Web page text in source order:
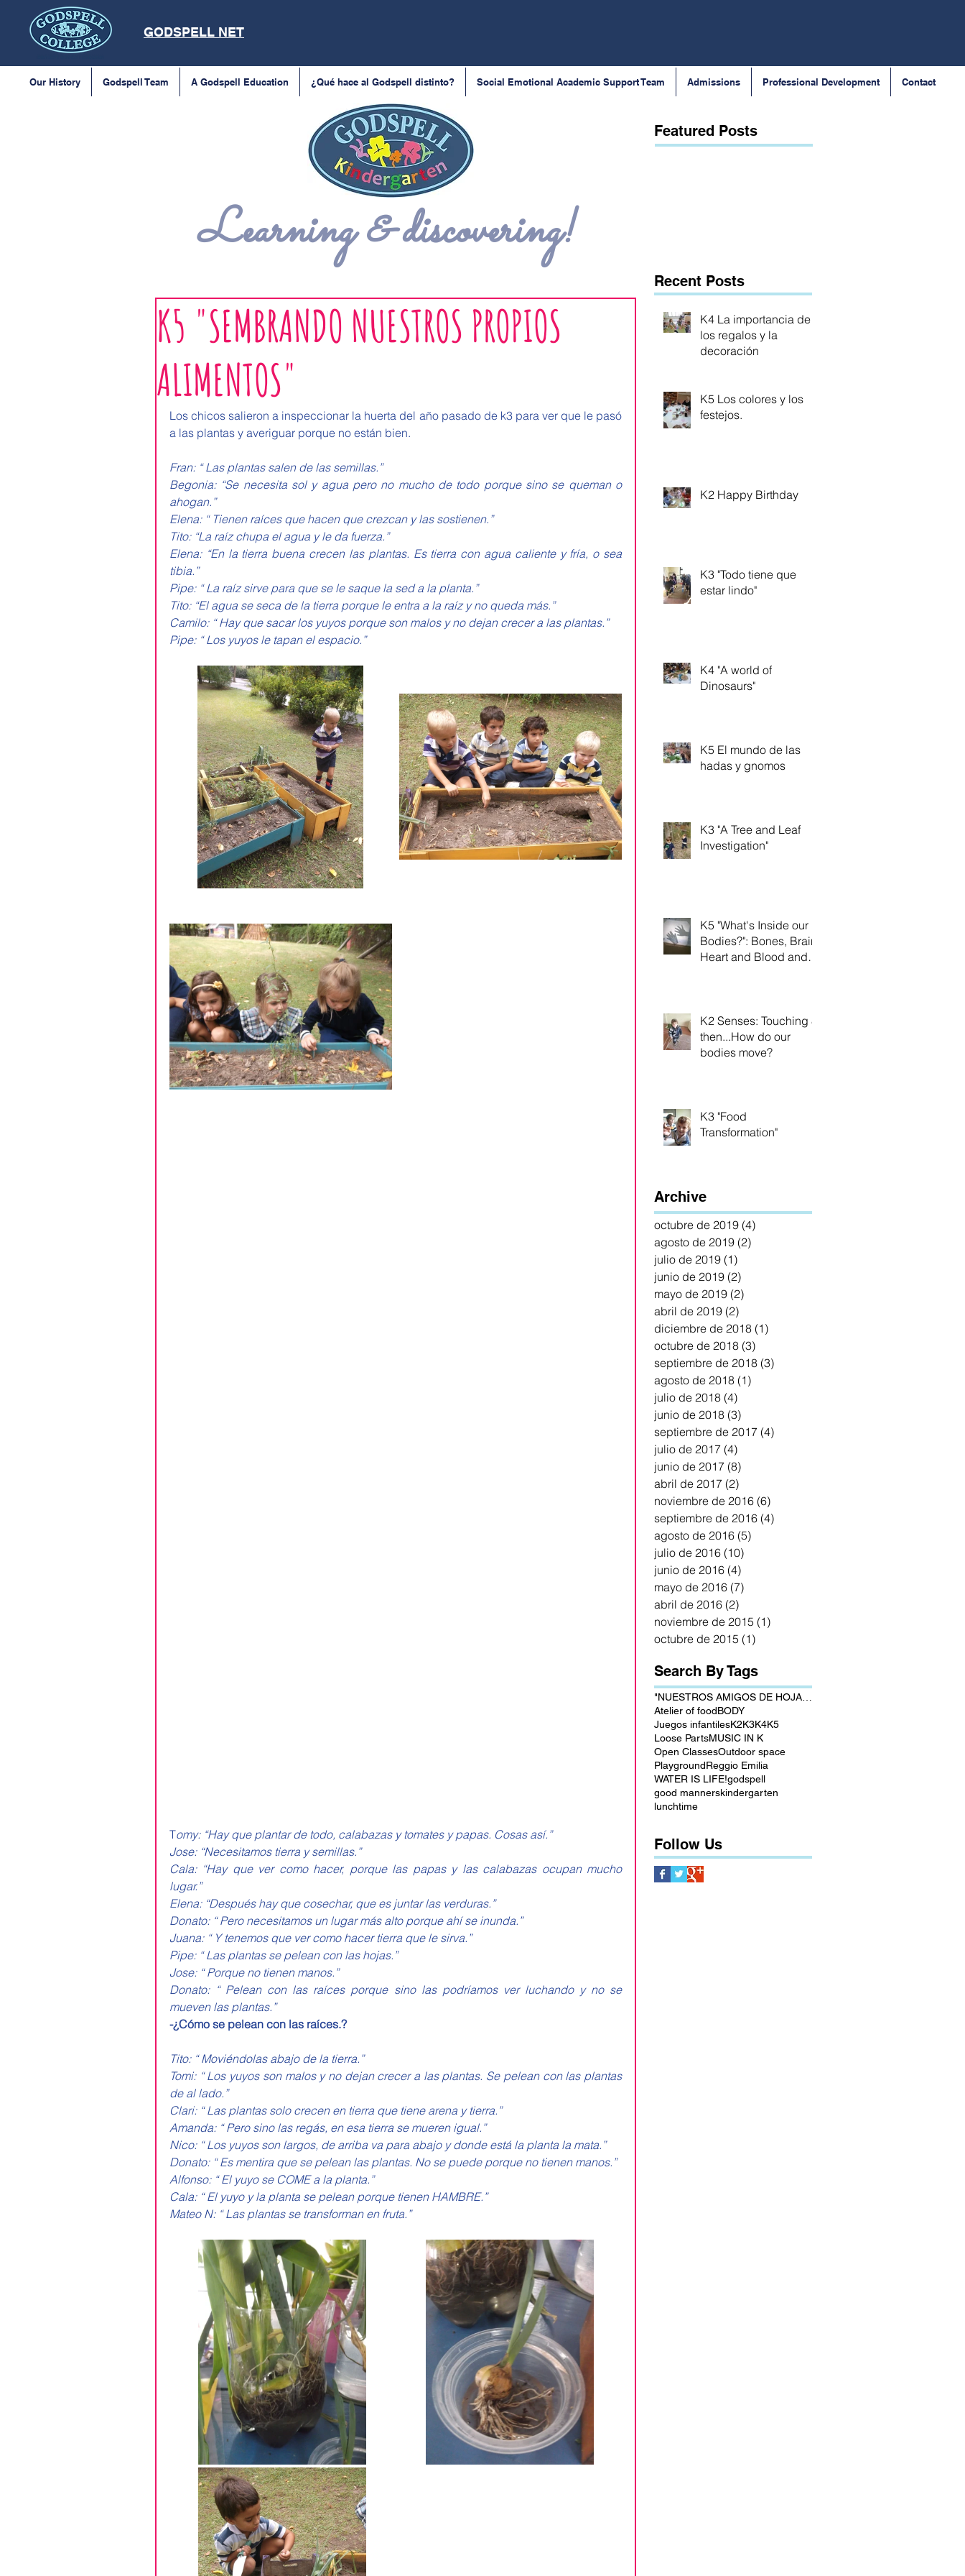
GODSPELL NET
Our History Godspell Team A Godspell Education ¿Qué hace al Godspell distinto? Social Emotional Academic Support Team Admissions Professional Development Contact
Learning & discovering!
Featured Posts
K5 "SEMBRANDO NUESTROS PROPIOS
ALIMENTOS"
Los chicos salieron a inspeccionar la huerta del año pasado de k3 para ver que le pasó
a las plantas y averiguar porque no están bien.
Fran: “ Las plantas salen de las semillas.”
Begonia: “Se necesita sol y agua pero no mucho de todo porque sino se queman o
ahogan.”
Elena: “ Tienen raíces que hacen que crezcan y las sostienen.”
Tito: “La raíz chupa el agua y le da fuerza.”
Elena: “En la tierra buena crecen las plantas. Es tierra con agua caliente y fría, o sea
tibia.”
Pipe: “ La raíz sirve para que se le saque la sed a la planta.”
Tito: “El agua se seca de la tierra porque le entra a la raíz y no queda más.”
Camilo: “ Hay que sacar los yuyos porque son malos y no dejan crecer a las plantas.”
Pipe: “ Los yuyos le tapan el espacio.”
Tomy: “Hay que plantar de todo, calabazas y tomates y papas. Cosas así.”
Jose: “Necesitamos tierra y semillas.”
Cala: “Hay que ver como hacer, porque las papas y las calabazas ocupan mucho
lugar.”
Elena: “Después hay que cosechar, que es juntar las verduras.”
Donato: “ Pero necesitamos un lugar más alto porque ahí se inunda.”
Juana: “ Y tenemos que ver como hacer tierra que le sirva.”
Pipe: “ Las plantas se pelean con las hojas.”
Jose: “ Porque no tienen manos.”
Donato: “ Pelean con las raíces porque sino las podríamos ver luchando y no se
mueven las plantas.”
-¿Cómo se pelean con las raíces.?
Tito: “ Moviéndolas abajo de la tierra.”
Tomi: “ Los yuyos son malos y no dejan crecer a las plantas. Se pelean con las plantas
de al lado.”
Clari: “ Las plantas solo crecen en tierra que tiene arena y tierra.”
Amanda: “ Pero sino las regás, en esa tierra se mueren igual.”
Nico: “ Los yuyos son largos, de arriba va para abajo y donde está la planta la mata.”
Donato: “ Es mentira que se pelean las plantas. No se puede porque no tienen manos.”
Alfonso: “ El yuyo se COME a la planta.”
Cala: “ El yuyo y la planta se pelean porque tienen HAMBRE.”
Mateo N: “ Las plantas se transforman en fruta.”
Recent Posts
K4 La importancia de
los regalos y la
decoración
K5 Los colores y los
festejos.
K2 Happy Birthday
K3 "Todo tiene que
estar lindo"
K4 "A world of
Dinosaurs"
K5 El mundo de las
hadas y gnomos
K3 "A Tree and Leaf
Investigation"
K5 "What's Inside our
Bodies?": Bones, Brain,
Heart and Blood and
K2 Senses: Touching &
then...How do our
bodies move?
K3 "Food
Transformation"
Archive
octubre de 2019 (4)
agosto de 2019 (2)
julio de 2019 (1)
junio de 2019 (2)
mayo de 2019 (2)
abril de 2019 (2)
diciembre de 2018 (1)
octubre de 2018 (3)
septiembre de 2018 (3)
agosto de 2018 (1)
julio de 2018 (4)
junio de 2018 (3)
septiembre de 2017 (4)
julio de 2017 (4)
junio de 2017 (8)
abril de 2017 (2)
noviembre de 2016 (6)
septiembre de 2016 (4)
agosto de 2016 (5)
julio de 2016 (10)
junio de 2016 (4)
mayo de 2016 (7)
abril de 2016 (2)
noviembre de 2015 (1)
octubre de 2015 (1)
Search By Tags
Atelier of foodBODY
Juegos infantilesK2K3K4K5
Loose PartsMUSIC IN K
Open ClassesOutdoor space
PlaygroundReggio Emilia
WATER IS LIFE!godspell
good mannerskindergarten
lunchtime
Follow Us